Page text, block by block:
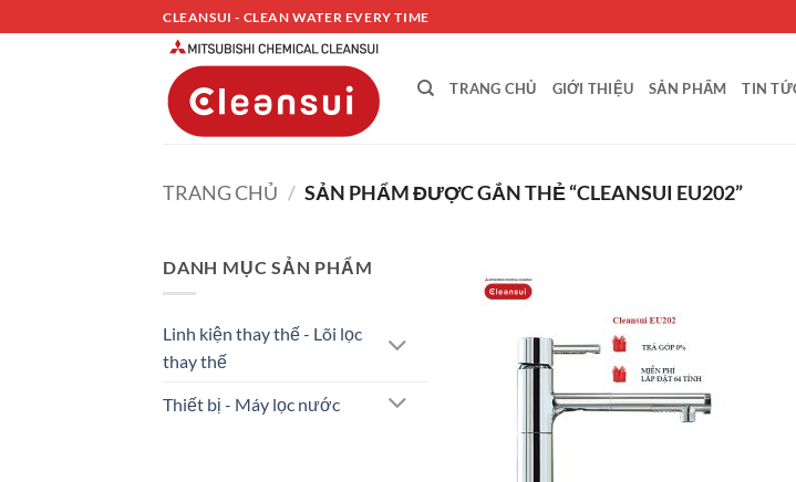
qua
CLEANSUI - CLEAN WATER EVERY TIME
TRANG CHỦ GIỚI THIỆU SẢN PHẨM TIN
TRANG CHỦ / SẢN PHẨM ĐƯỢC GẮN THẺ “CLEANSUI EU202”
DANH MỤC SẢN PHẨM
Linh kiện thay thế - Lõi lọc
thay thế
Thiết bị - Máy lọc nước
máy lọc
tiếp tại vòi
Mitsubishi
Cleansui
yêu thích